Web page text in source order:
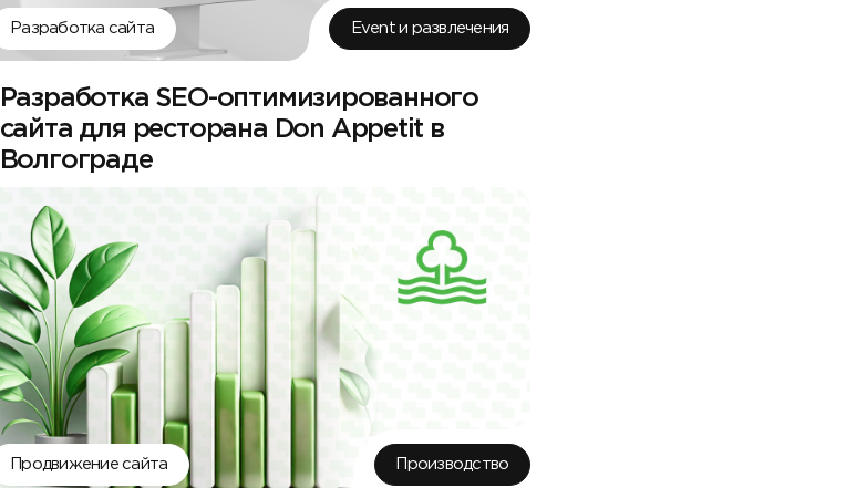
Разработка сайта Event и развлечения
Разработка SEO-оптимизированного
сайта для ресторана Don Appetit в
Волгограде
Продвижение сайта Производство